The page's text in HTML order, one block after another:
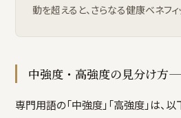
動を超えると、さらなる健康ベネフィ
中強度・高強度の見分け方
専門用語の「中強度」「高強度」は、